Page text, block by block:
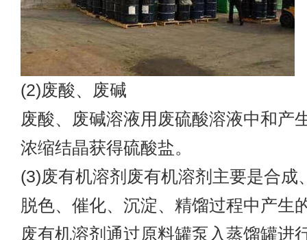
(2)废酸、废碱
废酸、废碱溶液用废硫酸溶液中和产
浓缩结晶获得硫酸盐。
(3)废有机溶剂废有机溶剂主要是合成
脱色、催化、沉淀、精馏过程中产生
废有机溶剂通过原料罐泵入蒸馏罐进